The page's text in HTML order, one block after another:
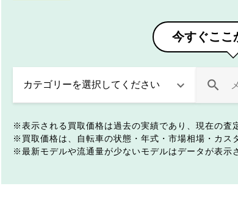
今すぐここ
表示される買取価格は過去の実績であり、現在の査
買取価格は、自転車の状態・年式・市場相場・カス
最新モデルや流通量が少ないモデルはデータが表示